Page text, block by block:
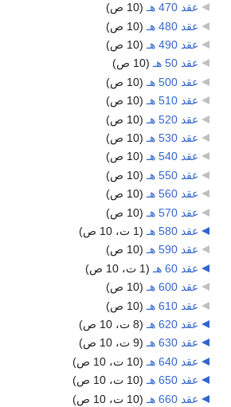
عقد 470 هـ
‏ (10 ص)
عقد 480 هـ
(10 ص)
عقد 490 هـ
(10 ص)
عقد 50 هـ
‏ (10 ص)
عقد 500 هـ
(10 ص)
عقد 510 هـ
‏ (10 ص)
عقد 520 هـ
(10 ص)
عقد 530 هـ
(10 ص)
عقد 540 هـ
‏ (10 ص)
عقد 550 هـ
(10 ص)
عقد 560 هـ
‏ (10 ص)
عقد 570 هـ
(10 ص)
عقد 580 هـ
(1 ت، 10 ص)
عقد 590 هـ
‏ (10 ص)
عقد 60 هـ
(1 ت، 10 ص)
عقد 600 هـ
(10 ص)
عقد 610 هـ
(10 ص)
عقد 620 هـ
(8 ت، 10 ص)
عقد 630 هـ
‏ (9 ت، 10 ص)
عقد 640 هـ
(10 ت، 10 ص)
عقد 650 هـ
(10 ت، 10 ص)
عقد 660 هـ
(10 ت، 10 ص)